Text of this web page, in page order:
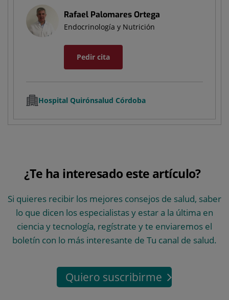
Rafael Palomares Ortega
Endocrinología y Nutrición
Pedir cita
Hospital Quirónsalud Córdoba
¿Te ha interesado este artículo?
Si quieres recibir los mejores consejos de salud, saber
lo que dicen los especialistas y estar a la última en
ciencia y tecnología, regístrate y te enviaremos el
boletín con lo más interesante de Tu canal de salud.
Quiero suscribirme